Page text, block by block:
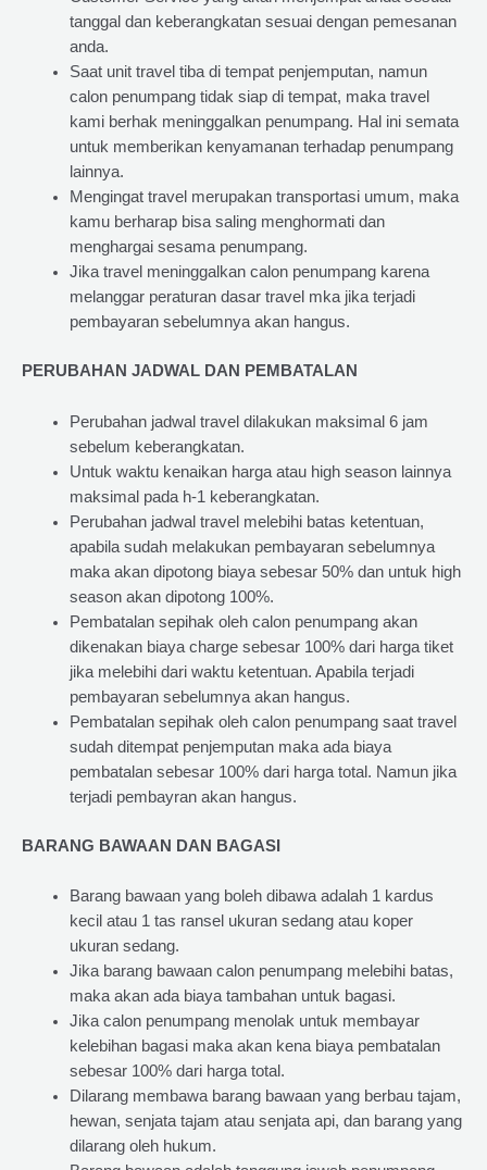
tanggal dan keberangkatan sesuai dengan pemesanan
anda.
Saat unit travel tiba di tempat penjemputan, namun
calon penumpang tidak siap di tempat, maka travel
kami berhak meninggalkan penumpang. Hal ini semata
untuk memberikan kenyamanan terhadap penumpang
lainnya.
Mengingat travel merupakan transportasi umum, maka
kamu berharap bisa saling menghormati dan
menghargai sesama penumpang.
Jika travel meninggalkan calon penumpang karena
melanggar peraturan dasar travel mka jika terjadi
pembayaran sebelumnya akan hangus.
PERUBAHAN JADWAL DAN PEMBATALAN
Perubahan jadwal travel dilakukan maksimal 6 jam
sebelum keberangkatan.
Untuk waktu kenaikan harga atau high season lainnya
maksimal pada h-1 keberangkatan.
Perubahan jadwal travel melebihi batas ketentuan,
apabila sudah melakukan pembayaran sebelumnya
maka akan dipotong biaya sebesar 50% dan untuk high
season akan dipotong 100%.
Pembatalan sepihak oleh calon penumpang akan
dikenakan biaya charge sebesar 100% dari harga tiket
jika melebihi dari waktu ketentuan. Apabila terjadi
pembayaran sebelumnya akan hangus.
Pembatalan sepihak oleh calon penumpang saat travel
sudah ditempat penjemputan maka ada biaya
pembatalan sebesar 100% dari harga total. Namun jika
terjadi pembayran akan hangus.
BARANG BAWAAN DAN BAGASI
Barang bawaan yang boleh dibawa adalah 1 kardus
kecil atau 1 tas ransel ukuran sedang atau koper
ukuran sedang.
Jika barang bawaan calon penumpang melebihi batas,
maka akan ada biaya tambahan untuk bagasi.
Jika calon penumpang menolak untuk membayar
kelebihan bagasi maka akan kena biaya pembatalan
sebesar 100% dari harga total.
Dilarang membawa barang bawaan yang berbau tajam,
hewan, senjata tajam atau senjata api, dan barang yang
dilarang oleh hukum.